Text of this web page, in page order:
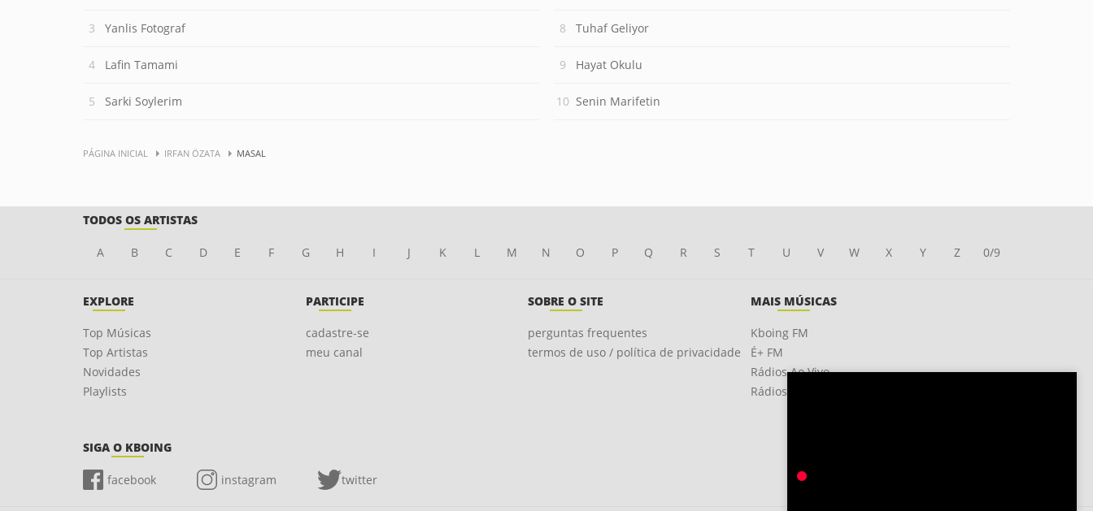
Yanlis Fotograf
Lafin Tamami
Sarki Soylerim
Tuhaf Geliyor
Hayat Okulu
Senin Marifetin
PÁGINA INICIAL IRFAN ÖZATA MASAL
TODOS OS ARTISTAS
A B C D E F G H I J K L M N O P Q R S T U V W X Y Z 0/9
EXPLORE
Top Músicas
Top Artistas
Novidades
Playlists
PARTICIPE
cadastre-se
meu canal
SOBRE O SITE
perguntas frequentes
termos de uso / política de privacidade
MAIS MÚSICAS
Kboing FM
É+ FM
Rádios Ao Vivo
Rádios OnLine
SIGA O KBOING
facebook instagram twitter